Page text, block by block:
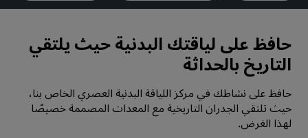
حافظ على لياقتك البدنية حيث يلتقي
التاريخ بالحداثة
حافظ على نشاطك في مركز اللياقة البدنية العصري الخاص بنا،
حيث تلتقي الجدران التاريخية مع المعدات المصممة خصيصًا
لهذا الغرض.